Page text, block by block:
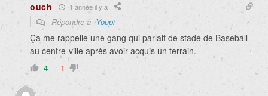
ouch 1 année il y a
Répondre àYoupi
Ça me rappelle une gang qui parlait de stade de Baseball
au centre-ville après avoir acquis un terrain.
4 -1